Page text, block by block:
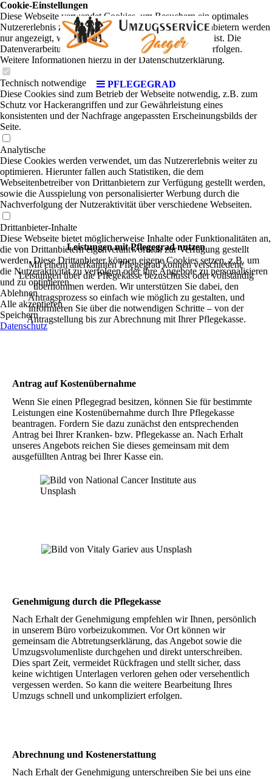
PFLEGEGRAD
Leistungen mit Pflegegrad nutzen
Mit einem anerkannten Pflegegrad können verschiedene
Leistungen über die Pflegekasse bezuschusst oder vollständig
übernommen werden. Wir unterstützen Sie dabei, den
Antragsprozess so einfach wie möglich zu gestalten, und
informieren Sie über die notwendigen Schritte – von der
Antragstellung bis zur Abrechnung mit Ihrer Pflegekasse.
Antrag auf Kostenübernahme
Wenn Sie einen Pflegegrad besitzen, können Sie für bestimmte
Leistungen eine Kostenübernahme durch Ihre Pflegekasse
beantragen. Fordern Sie dazu zunächst den entsprechenden
Antrag bei Ihrer Kranken- bzw. Pflegekasse an. Nach Erhalt
unseres Angebots reichen Sie dieses gemeinsam mit dem
ausgefüllten Antrag bei Ihrer Kasse ein.
Genehmigung durch die Pflegekasse
Nach Erhalt der Genehmigung empfehlen wir Ihnen, persönlich
in unserem Büro vorbeizukommen. Vor Ort können wir
gemeinsam die Abtretungserklärung, das Angebot sowie die
Umzugsvolumenliste durchgehen und direkt unterschreiben.
Dies spart Zeit, vermeidet Rückfragen und stellt sicher, dass
keine wichtigen Unterlagen verloren gehen oder versehentlich
vergessen werden. So kann die weitere Bearbeitung Ihres
Umzugs schnell und unkompliziert erfolgen.
Abrechnung und Kostenerstattung
Nach Erhalt der Genehmigung unterschreiben Sie bei uns eine
Cookie-Einstellungen
Diese Webseite verwendet Cookies, um Besuchern ein optimales
Nutzererlebnis zu bieten. Bestimmte Inhalte von Drittanbietern werden
nur angezeigt, wenn die entsprechende Option aktiviert ist. Die
Datenverarbeitung kann dann auch in einem Drittland erfolgen.
Weitere Informationen hierzu in der Datenschutzerklärung.
Technisch notwendige
Diese Cookies sind zum Betrieb der Webseite notwendig, z.B. zum
Schutz vor Hackerangriffen und zur Gewährleistung eines
konsistenten und der Nachfrage angepassten Erscheinungsbilds der
Seite.
Analytische
Diese Cookies werden verwendet, um das Nutzererlebnis weiter zu
optimieren. Hierunter fallen auch Statistiken, die dem
Webseitenbetreiber von Drittanbietern zur Verfügung gestellt werden,
sowie die Ausspielung von personalisierter Werbung durch die
Nachverfolgung der Nutzeraktivität über verschiedene Webseiten.
Drittanbieter-Inhalte
Diese Webseite bietet möglicherweise Inhalte oder Funktionalitäten an,
die von Drittanbietern eigenverantwortlich zur Verfügung gestellt
werden. Diese Drittanbieter können eigene Cookies setzen, z.B. um
die Nutzeraktivität zu verfolgen oder ihre Angebote zu personalisieren
und zu optimieren.
Ablehnen
Alle akzeptieren
Speichern
Datenschutz